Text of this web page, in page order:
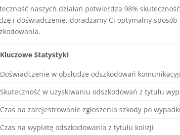
naszych działań potwierdza 98%
i doświadczenie, doradzamy Ci optymalny
Kluczowe Statystyki
Doświadczenie w obsłudze odszkodowań
Skuteczność w uzyskiwaniu odszkodowań z tytułu
Czas na zarejestrowanie zgłoszenia szkody po
Czas na wypłatę odszkodowania z tytułu kolizji